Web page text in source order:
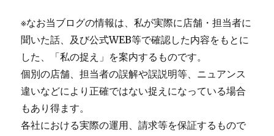
※なお当ブログの情報は、私が実際に店舗・担当者に
聞いた話、及び公式WEB等で確認した内容をもとに
した、「私の捉え」を案内するものです。
個別の店舗、担当者の誤解や誤説明等、ニュアンス
違いなどにより正確ではない捉えになっている場合
もあり得ます。
各社における実際の運用、請求等を保証するもので